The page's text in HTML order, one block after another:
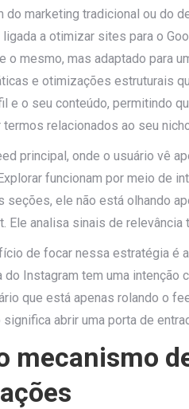
do marketing tradicional ou do
a otimizar sites para o
o mesmo, mas adaptado para
e otimizações estruturais
e o seu conteúdo, permitindo
relacionados ao seu
principal, onde o usuário vê
funcionam por meio de
seções, ele não está olhando
Ele analisa sinais de relevância
de focar nessa estratégia é
do Instagram tem uma
que está apenas rolando o
abrir uma porta de
mecanismo